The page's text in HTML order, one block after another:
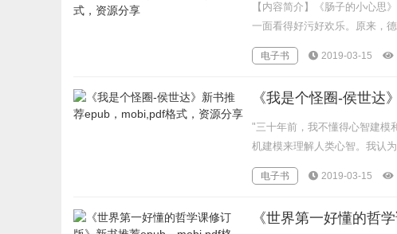
【内容简介】《肠子的小心思
一面看得好污好欢乐。原来，
电子书 2019-03-15
《我是个怪圈-侯世达
"三十年前，我不懂得心智建模
机建模来理解人类心智。我认
电子书 2019-03-15
《世界第一好懂的哲